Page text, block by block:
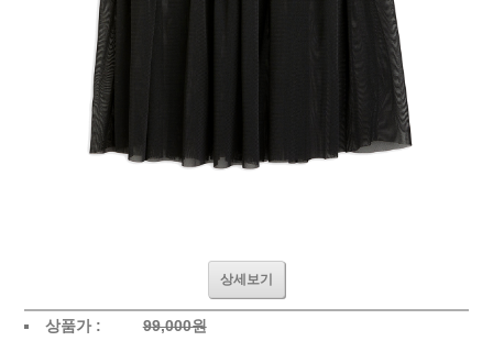
상세보기
상품가 :
99,000원